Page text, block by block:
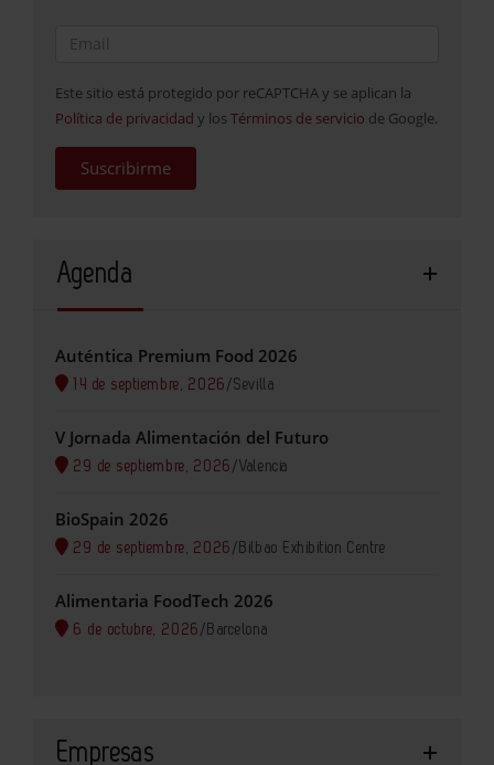
Este sitio está protegido por reCAPTCHA y se aplican la
Política de privacidad y los Términos de servicio de Google.
Suscribirme
Agenda
Auténtica Premium Food 2026
14 de septiembre, 2026 /Sevilla
V Jornada Alimentación del Futuro
29 de septiembre, 2026 /Valencia
BioSpain 2026
29 de septiembre, 2026 / Bilbao Exhibition Centre
Alimentaria FoodTech 2026
6 de octubre, 2026 / Barcelona
Empresas